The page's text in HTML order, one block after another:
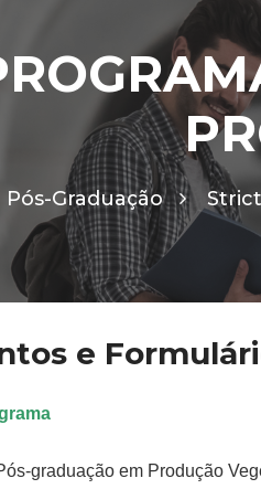
Pós-Graduação
e
graduação em Produção